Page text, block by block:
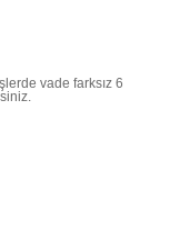
vade farksız 6